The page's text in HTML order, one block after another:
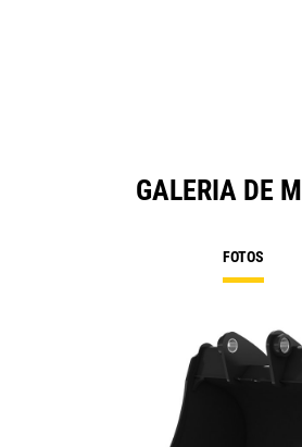
GALERIA DE
FOTOS